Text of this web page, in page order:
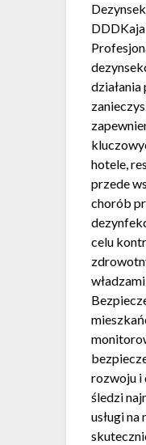
hotele,
przede
chorób
celu
rozwoju i
śledzi
usługi